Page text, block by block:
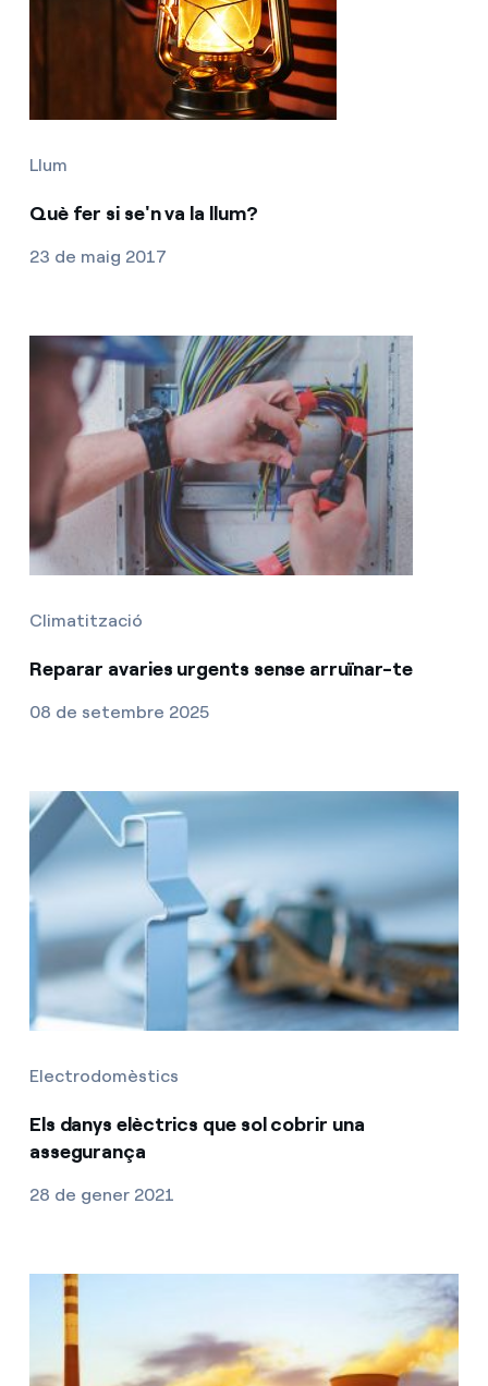
Llum
Què fer si se'n va la llum?
23 de maig 2017
Climatització
Reparar avaries urgents sense arruïnar-te
08 de setembre 2025
Electrodomèstics
Els danys elèctrics que sol cobrir una
assegurança
28 de gener 2021